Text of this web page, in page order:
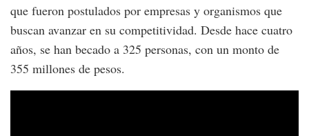
que fueron postulados por empresas y organismos que
buscan avanzar en su competitividad. Desde hace cuatro
años, se han becado a 325 personas, con un monto de
355 millones de pesos.